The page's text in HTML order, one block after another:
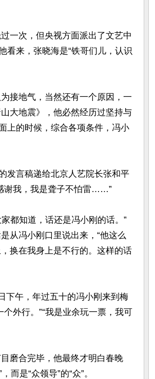
一次，但央视方面派出了文艺中
看来，张晓海是“铁哥们儿，认识
接地气，当然还有一个原因，一
大地震》，他必然经历过坚持与
上的时候，综合各项条件，冯小
发言稿递给北京人艺院长张和平
谢我，我是聋子不怕雷……”
都知道，话还是冯小刚的话。”
从冯小刚口里说出来，“他这么
换在我身上是不行的。这样的话
下午，年过五十的冯小刚来到梅
外行。”“我是业余玩一票，我可
磨合完毕，他最终才明白春晚
而是“众领导”的“众”。